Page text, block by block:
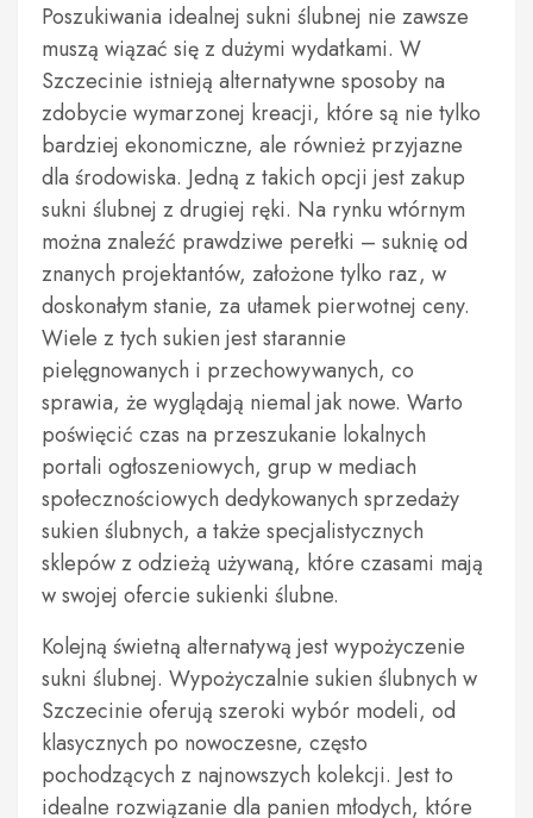
Poszukiwania idealnej sukni ślubnej nie zawsze
muszą wiązać się z dużymi wydatkami. W
Szczecinie istnieją alternatywne sposoby na
zdobycie wymarzonej kreacji, które są nie tylko
bardziej ekonomiczne, ale również przyjazne
dla środowiska. Jedną z takich opcji jest zakup
sukni ślubnej z drugiej ręki. Na rynku wtórnym
można znaleźć prawdziwe perełki – suknię od
znanych projektantów, założone tylko raz, w
doskonałym stanie, za ułamek pierwotnej ceny.
Wiele z tych sukien jest starannie
pielęgnowanych i przechowywanych, co
sprawia, że wyglądają niemal jak nowe. Warto
poświęcić czas na przeszukanie lokalnych
portali ogłoszeniowych, grup w mediach
społecznościowych dedykowanych sprzedaży
sukien ślubnych, a także specjalistycznych
sklepów z odzieżą używaną, które czasami mają
w swojej ofercie sukienki ślubne.
Kolejną świetną alternatywą jest wypożyczenie
sukni ślubnej. Wypożyczalnie sukien ślubnych w
Szczecinie oferują szeroki wybór modeli, od
klasycznych po nowoczesne, często
pochodzących z najnowszych kolekcji. Jest to
idealne rozwiązanie dla panien młodych, które